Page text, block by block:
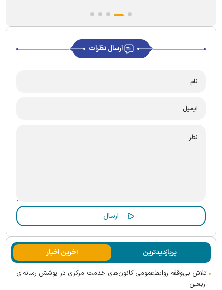
ارسال نظرات
پربازدیدترین آخرین اخبار
تلاش بی‌وقفه روابط‌عمومی کانون‌های خدمت مرکزی در پوشش رسانه‌ای
اربعین